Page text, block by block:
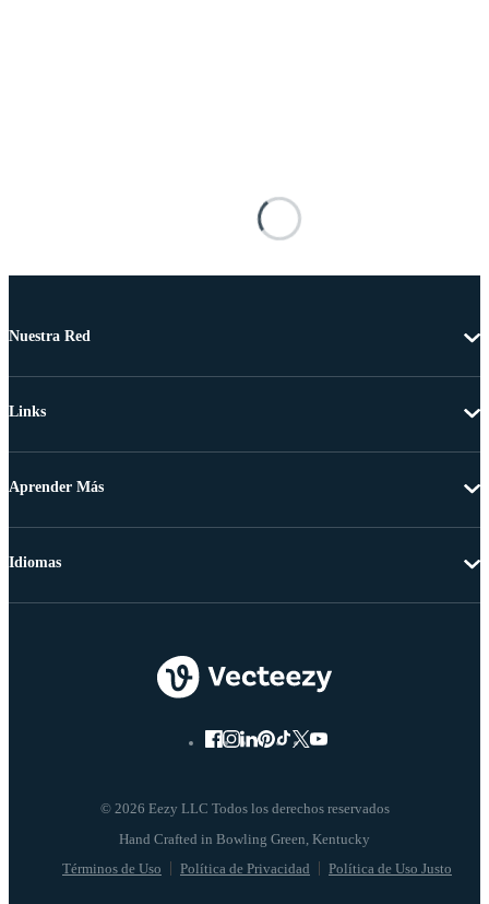
Nuestra Red
Links
Aprender Más
© 2026 Eezy LLC Todos los derechos reservados
Términos de Uso Política de Privacidad Política de Uso Justo
Idiomas